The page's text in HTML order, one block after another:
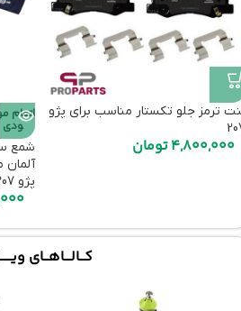
ترمز جلو تکستار مناسب برای پژو
4,800,000تومان
اتمام
ودی
شمع
پژو 207
کـــالــــاهـــای